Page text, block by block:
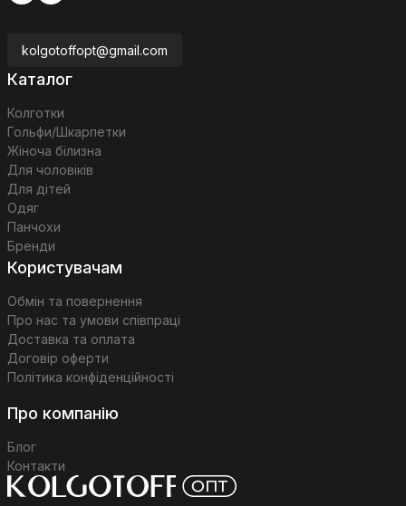
kolgotoffopt@gmail.com
Каталог
Колготки
Гольфи/Шкарпетки
Жіноча білизна
Для чоловіків
Для дітей
Одяг
Панчохи
Бренди
Користувачам
Обмін та повернення
Про нас та умови співпраці
Доставка та оплата
Договір оферти
Політика конфіденційності
Про компанію
Блог
Контакти